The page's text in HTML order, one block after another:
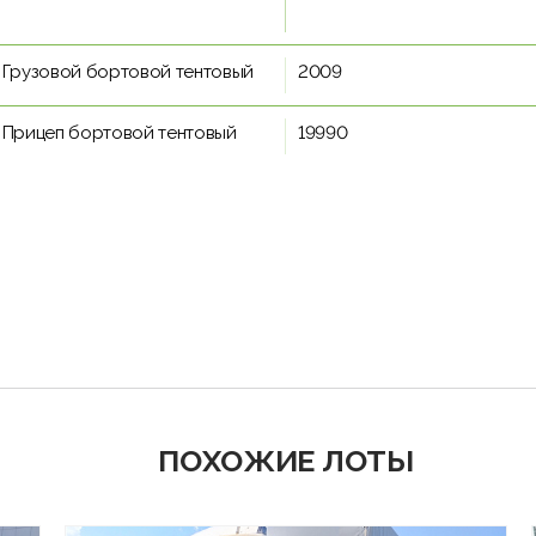
Грузовой бортовой тентовый 2009
Прицеп бортовой тентовый 19990
ПОХОЖИЕ ЛОТЫ